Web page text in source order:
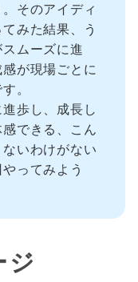
そのアイディ
みた結果、う
ムーズに進
が現場ごとに
。
歩し、成長し
できる、こん
いわけがない
ってみよう
ジ